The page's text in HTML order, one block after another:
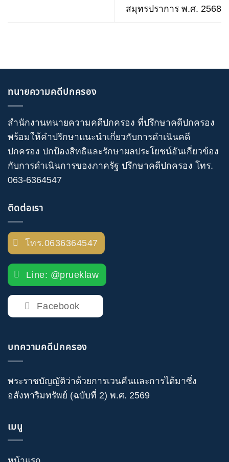
สมุทรปราการ พ.ศ. 2568
ทนายความคดีปกครอง
สำนักงานทนายความคดีปกครอง ที่ปรึกษาคดีปกครอง
พร้อมให้คำปรึกษาแนะนำเกี่ยวกับการดำเนินคดี
ปกครอง ปกป้องสิทธิและรักษาผลประโยชน์อันเกี่ยวข้อง
กับการดำเนินการของภาครัฐ ปรึกษาคดีปกครอง โทร.
063-6364547
ติดต่อเรา
โทร.0636364547
Line: @prueklaw
Facebook
บทความคดีปกครอง
พระราชบัญญัติว่าด้วยการเวนคืนและการได้มาซึ่ง
อสังหาริมทรัพย์ (ฉบับที่ 2) พ.ศ. 2569
เมนู